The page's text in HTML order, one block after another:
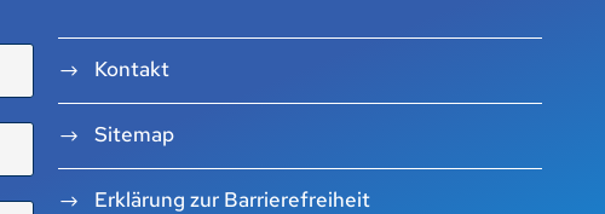
Kontakt
Sitemap
Erklärung zur Barrierefreiheit